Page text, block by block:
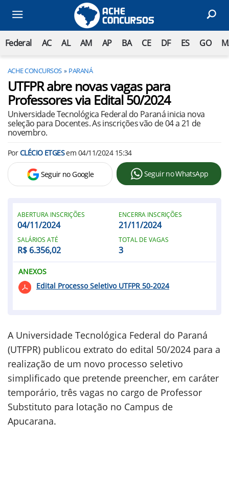
Federal AC AL AM AP BA CE DF ES GO
ACHE CONCURSOS PARANÁ
UTFPR abre novas vagas para
Professores via Edital 50/2024
Universidade Tecnológica Federal do Paraná inicia nova
seleção para Docentes. As inscrições vão de 04 a 21 de
novembro.
PorCLÉCIO ETGESem 04/11/2024 15:34
Seguir no Google Seguir no WhatsApp
A Universidade Tecnológica Federal do Paraná
(UTFPR) publicou extrato do edital 50/2024 para a
realização de um novo processo seletivo
simplificado que pretende preencher, em caráter
temporário, três vagas no cargo de Professor
Substituto para lotação no Campus de
Apucarana.
ABERTURA INSCRIÇÕES
04/11/2024
ENCERRA INSCRIÇÕES
21/11/2024
SALÁRIOS ATÉ
R$ 6.356,02
TOTAL DE VAGAS
3
ANEXOS
Edital Processo Seletivo UTFPR 50-2024